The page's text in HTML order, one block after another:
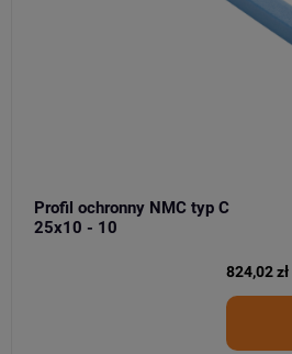
Profil ochronny NMC typ C
25x10 - 10
824,02 zł